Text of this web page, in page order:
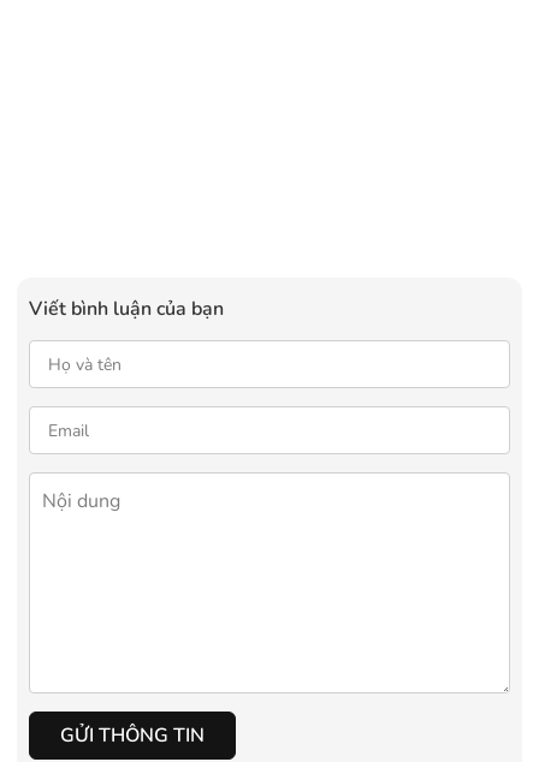
Viết bình luận của bạn
GỬI THÔNG TIN